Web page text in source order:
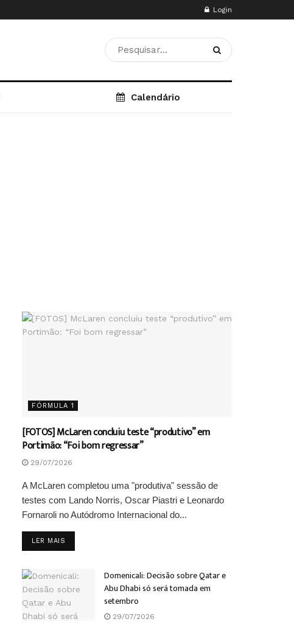
Login
Calendário
FÓRMULA 1
[FOTOS] McLaren concluiu teste “produtivo” em
Portimão: “Foi bom regressar”
29/07/2026
A McLaren completou uma "produtiva" sessão de
testes com Lando Norris, Oscar Piastri e Leonardo
Fornaroli no Autódromo Internacional do...
LER MAIS
Domenicali: Decisão sobre Qatar e
Abu Dhabi só será tomada em
setembro
29/07/2026